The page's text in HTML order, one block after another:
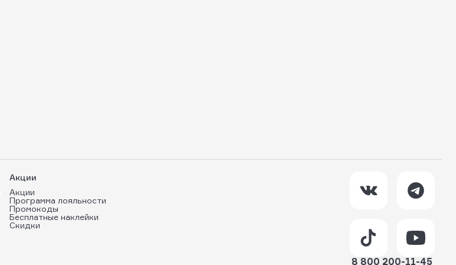
Акции
Акции
Программа лояльности
Промокоды
Бесплатные наклейки
Скидки
8 800 200-11-45